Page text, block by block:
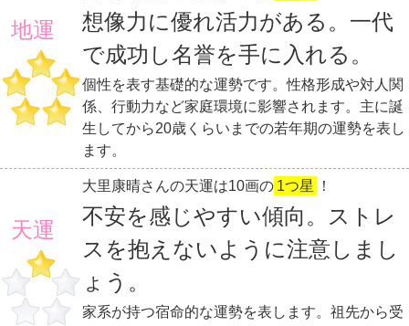
地運
想像力に優れ活力がある。一代
で成功し名誉を手に入れる。
個性を表す基礎的な運勢です。性格形成や対人関
係、行動力など家庭環境に影響されます。主に誕
生してから20歳くらいまでの若年期の運勢を表し
ます。
天運
大里康晴さんの天運は10画の 1つ星 ！
不安を感じやすい傾向。ストレ
スを抱えないように注意しまし
ょう。
家系が持つ宿命的な運勢を表します。祖先から受